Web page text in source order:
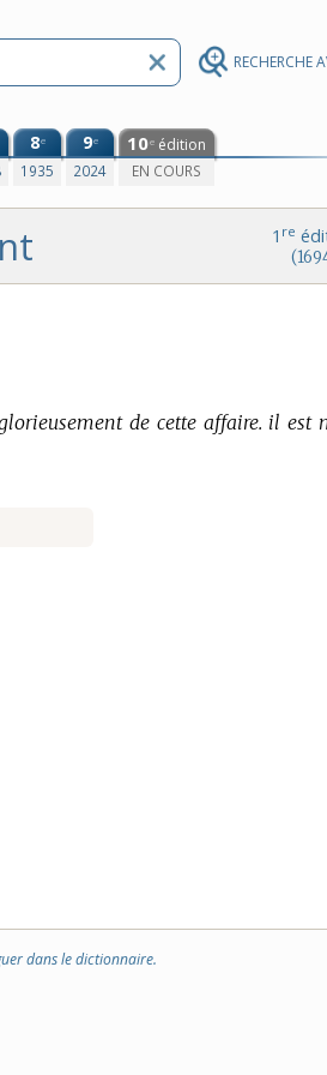
RECHERCHE
8e
1935
9e
2024
10e édition
EN COURS
1 re
de cette affaire. il est
dans le dictionnaire.